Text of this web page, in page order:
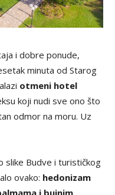
i dobre ponude,
minuta od Starog
otmeni hotel
koji nudi sve ono što
odmor na moru. Uz
slike Budve i turističkog
ovako: hedonizam